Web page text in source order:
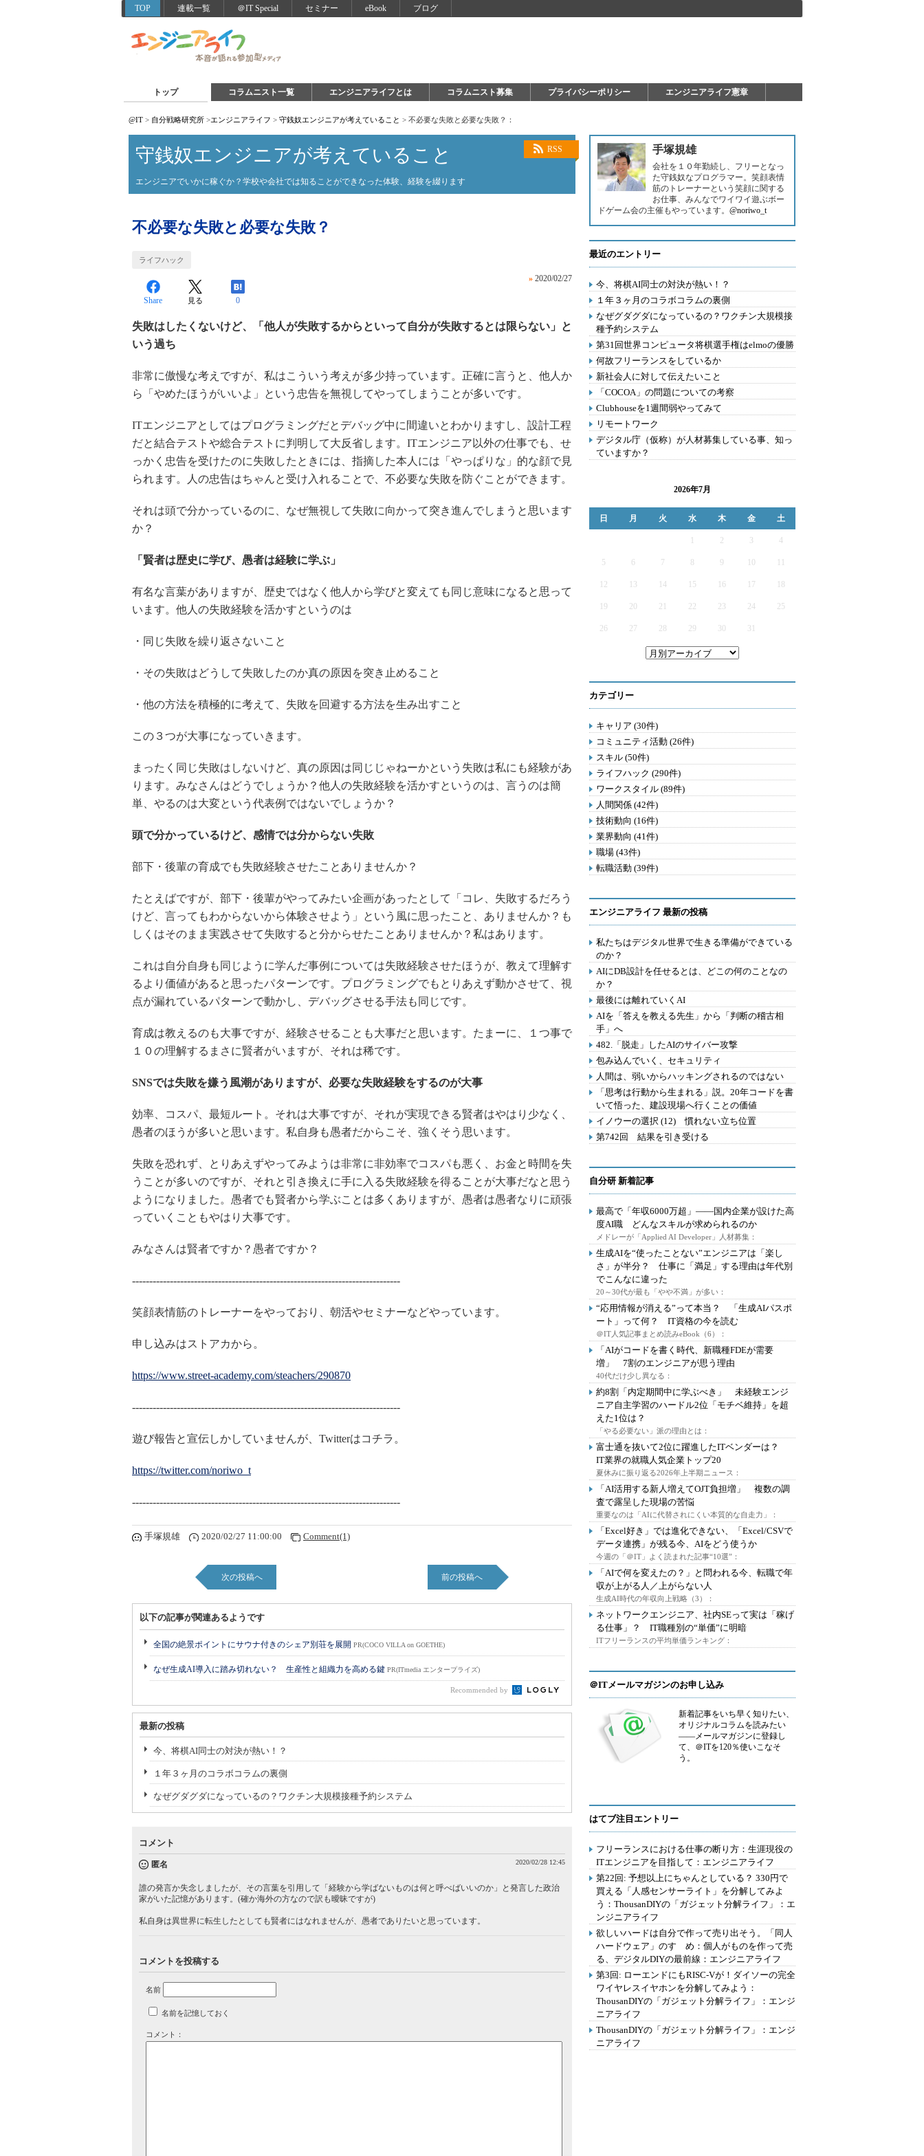
TOP 連載一覧 ＠IT Special セミナー eBook ブログ
トップ コラムニスト一覧 エンジニアライフとは コラムニスト募集 プライバシーポリシー エンジニアライフ憲章
@IT > 自分戦略研究所 >エンジニアライフ > 守銭奴エンジニアが考えていること > 不必要な失敗と必要な失敗？：
RSS
守銭奴エンジニアが考えていること
エンジニアでいかに稼ぐか？学校や会社では知ることができなった体験、経験を綴ります
不必要な失敗と必要な失敗？
ライフハック
» 2020/02/27
Share 見る 0
失敗はしたくないけど、「他人が失敗するからといって自分が失敗するとは限らない」と
いう過ち
非常に傲慢な考えですが、私はこういう考えが多少持っています。正確に言うと、他人か
ら「やめたほうがいいよ」という忠告を無視してやってしまうことが多いです。
ITエンジニアとしてはプログラミングだとデバッグ中に間違いとわかりますし、設計工程
だと結合テストや総合テストに判明して大反省します。ITエンジニア以外の仕事でも、せ
っかく忠告を受けたのに失敗したときには、指摘した本人には「やっぱりな」的な顔で見
られます。人の忠告はちゃんと受け入れることで、不必要な失敗を防ぐことができます。
それは頭で分かっているのに、なぜ無視して失敗に向かって突き進んでしまうと思います
か？
「賢者は歴史に学び、愚者は経験に学ぶ」
有名な言葉がありますが、歴史ではなく他人から学びと変えても同じ意味になると思って
います。他人の失敗経験を活かすというのは
・同じ失敗を繰り返さないこと
・その失敗はどうして失敗したのか真の原因を突き止めること
・他の方法を積極的に考えて、失敗を回避する方法を生み出すこと
この３つが大事になっていきます。
まったく同じ失敗はしないけど、真の原因は同じじゃねーかという失敗は私にも経験があ
ります。みなさんはどうでしょうか？他人の失敗経験を活かすというのは、言うのは簡
単、やるのは大変という代表例ではないでしょうか？
頭で分かっているけど、感情では分からない失敗
部下・後輩の育成でも失敗経験させたことありませんか？
たとえばですが、部下・後輩がやってみたい企画があったとして「コレ、失敗するだろう
けど、言ってもわからないから体験させよう」という風に思ったこと、ありませんか？も
しくはそのまま実践させて失敗すると分からせたことありませんか？私はあります。
これは自分自身も同じように学んだ事例については失敗経験させたほうが、教えて理解す
るより価値があると思ったパターンです。プログラミングでもとりあえず動かさせて、視
点が漏れているパターンで動かし、デバッグさせる手法も同じです。
育成は教えるのも大事ですが、経験させることも大事だと思います。たまーに、１つ事で
１０の理解するまさに賢者がいますが、それは稀です。
SNSでは失敗を嫌う風潮がありますが、必要な失敗経験をするのが大事
効率、コスパ、最短ルート。それは大事ですが、それが実現できる賢者はやはり少なく、
愚者のほうが多いと思います。私自身も愚者だからこそ、強くそう思います。
失敗を恐れず、とりあえずやってみようは非常に非効率でコスパも悪く、お金と時間を失
うことが多いのですが、それと引き換えに手に入る失敗経験を得ることが大事だなと思う
ようになりました。愚者でも賢者から学ぶことは多くありますが、愚者は愚者なりに頑張
っていくこともやはり大事です。
みなさんは賢者ですか？愚者ですか？
------------------------------------------------------------------------------
笑顔表情筋のトレーナーをやっており、朝活やセミナーなどやっています。
申し込みはストアカから。
https://www.street-academy.com/steachers/290870
------------------------------------------------------------------------------
遊び報告と宣伝しかしていませんが、Twitterはコチラ。
https://twitter.com/noriwo_t
------------------------------------------------------------------------------
手塚規雄 2020/02/27 11:00:00 Comment(1)
次の投稿へ 前の投稿へ
以下の記事が関連あるようです
全国の絶景ポイントにサウナ付きのシェア別荘を展開 PR(COCO VILLA on GOETHE)
なぜ生成AI導入に踏み切れない？ 生産性と組織力を高める鍵 PR(ITmedia エンタープライズ)
Recommended by
最新の投稿
今、将棋AI同士の対決が熱い！？
１年３ヶ月のコラボコラムの裏側
なぜグダグダになっているの？ワクチン大規模接種予約システム
コメント
匿名 2020/02/28 12:45
誰の発言か失念しましたが、その言葉を引用して「経験から学ばないものは何と呼べばいいのか」と発言した政治
家がいた記憶があります。(確か海外の方なので訳も曖昧ですが)
私自身は異世界に転生したとしても賢者にはなれませんが、愚者でありたいと思っています。
コメントを投稿する
名前
名前を記憶しておく
コメント：
手塚規雄
会社を１０年勤続し、フリーとなっ
た守銭奴なプログラマー。笑顔表情
筋のトレーナーという笑顔に関する
お仕事、みんなでワイワイ遊ぶボー
ドゲーム会の主催もやっています。 @noriwo_t
最近のエントリー
今、将棋AI同士の対決が熱い！？
１年３ヶ月のコラボコラムの裏側
なぜグダグダになっているの？ワクチン大規模接
種予約システム
第31回世界コンピュータ将棋選手権はelmoの優勝
何故フリーランスをしているか
新社会人に対して伝えたいこと
「COCOA」の問題についての考察
Clubhouseを1週間弱やってみて
リモートワーク
デジタル庁（仮称）が人材募集している事、知っ
ていますか？
2026年7月
日 月 火 水 木 金 土
2 3 4
5 6 7 9
12 13 14 15 16 17
19 20 21 22 23 24 25
26 27 28 29 30 31
カテゴリー
キャリア (30件)
コミュニティ活動 (26件)
スキル (50件)
ライフハック (290件)
ワークスタイル (89件)
人間関係 (42件)
技術動向 (16件)
業界動向 (41件)
職場 (43件)
転職活動 (39件)
エンジニアライフ 最新の投稿
私たちはデジタル世界で生きる準備ができている
のか？
AIにDB設計を任せるとは、どこの何のことなの
か？
最後には離れていくAI
AIを「答えを教える先生」から「判断の稽古相
手」へ
482.「脱走」したAIのサイバー攻撃
包み込んでいく、セキュリティ
人間は、弱いからハッキングされるのではない
「思考は行動から生まれる」説。20年コードを書
いて悟った、建設現場へ行くことの価値
イノウーの選択 (12) 慣れない立ち位置
第742回 結果を引き受ける
自分研 新着記事
最高で「年収6000万超」――国内企業が設けた高
度AI職 どんなスキルが求められるのか
メドレーが「Applied AI Developer」人材募集：
生成AIを“使ったことない”エンジニアは「楽し
さ」が半分？ 仕事に「満足」する理由は年代別
でこんなに違った
20～30代が最も「やや不満」が多い：
“応用情報が消える”って本当？ 「生成AIパスポ
ート」って何？ IT資格の今を読む
＠IT人気記事まとめ読みeBook（6）：
「AIがコードを書く時代、新職種FDEが需要
増」 7割のエンジニアが思う理由
40代だけ少し異なる：
約8割「内定期間中に学ぶべき」 未経験エンジ
ニア自主学習のハードル2位「モチベ維持」を超
えた1位は？
「やる必要ない」派の理由とは：
富士通を抜いて2位に躍進したITベンダーは？
IT業界の就職人気企業トップ20
夏休みに振り返る2026年上半期ニュース：
「AI活用する新人増えてOJT負担増」 複数の調
査で露呈した現場の苦悩
重要なのは「AIに代替されにくい本質的な自走力」：
「Excel好き」では進化できない、「Excel/CSVで
データ連携」が残る今、AIをどう使うか
今週の「＠IT」よく読まれた記事“10選”：
「AIで何を変えたの？」と問われる今、転職で年
収が上がる人／上がらない人
生成AI時代の年収向上戦略（3）：
ネットワークエンジニア、社内SEって実は「稼げ
る仕事」？ IT職種別の“単価”に明暗
ITフリーランスの平均単価ランキング：
＠ITメールマガジンのお申し込み
新着記事をいち早く知りたい、
オリジナルコラムを読みたい
――メールマガジンに登録し
て、＠ITを120％使いこなそ
う。
はてブ注目エントリー
フリーランスにおける仕事の断り方：生涯現役の
ITエンジニアを目指して：エンジニアライフ
第22回: 予想以上にちゃんとしている？ 330円で
買える「人感センサーライト」を分解してみよ
う：ThousanDIYの「ガジェット分解ライフ」：エ
ンジニアライフ
欲しいハードは自分で作って売り出そう。「同人
ハードウェア」のすゝめ：個人がものを作って売
る、デジタルDIYの最前線：エンジニアライフ
第3回: ローエンドにもRISC-Vが！ダイソーの完全
ワイヤレスイヤホンを分解してみよう：
ThousanDIYの「ガジェット分解ライフ」：エンジ
ニアライフ
ThousanDIYの「ガジェット分解ライフ」：エンジ
ニアライフ